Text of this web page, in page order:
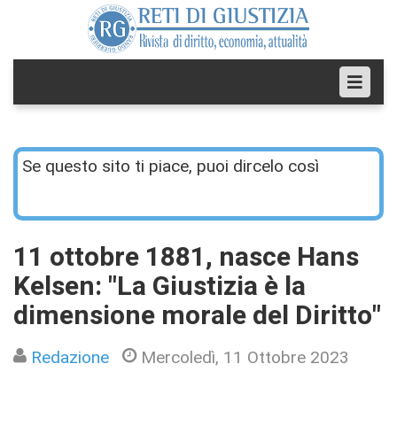
Se questo sito ti piace, puoi dircelo così
11 ottobre 1881, nasce Hans
Kelsen: "La Giustizia è la
dimensione morale del Diritto"
Redazione Mercoledì, 11 Ottobre 2023